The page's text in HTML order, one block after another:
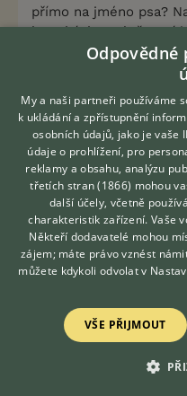
přímo na jméno psa?
leteckých společností
Když po nich chcete
vymyslí, dokonce i
takový dům tam
ta ulice).
Kdo by si dával
aby platit veterinární
do letadla, ještě jel
trávil hodiny
dodal levného psa?
Vtipné bylo i
účet. prý na účet by to
Takže fakt nelituji
protože to musí být
mají si ho
Odpovědné
My a naši partneři používáme
k ukládání a zpřístupnění
osobních údajů, jako je vaše
údaje o prohlížení, pro
reklamy a obsahu, analýzu
třetích stran (1866) mohou
další účely, včetně
charakteristik zařízení. Vaše
Někteří dodavatelé mohou
zájem; máte právo vznést
můžete kdykoli odvolat v
VŠE PŘIJMOUT